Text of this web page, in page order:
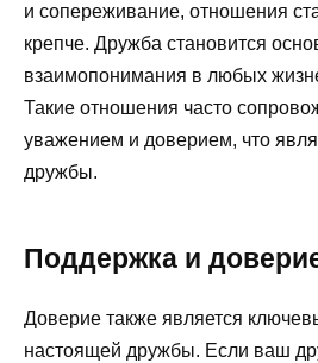
и сопереживание, отношения
крепче. Дружба становится
взаимопонимания в любых
Такие отношения часто
уважением и доверием, что
дружбы.
Поддержка и
Доверие также является
настоящей дружбы. Если ваш